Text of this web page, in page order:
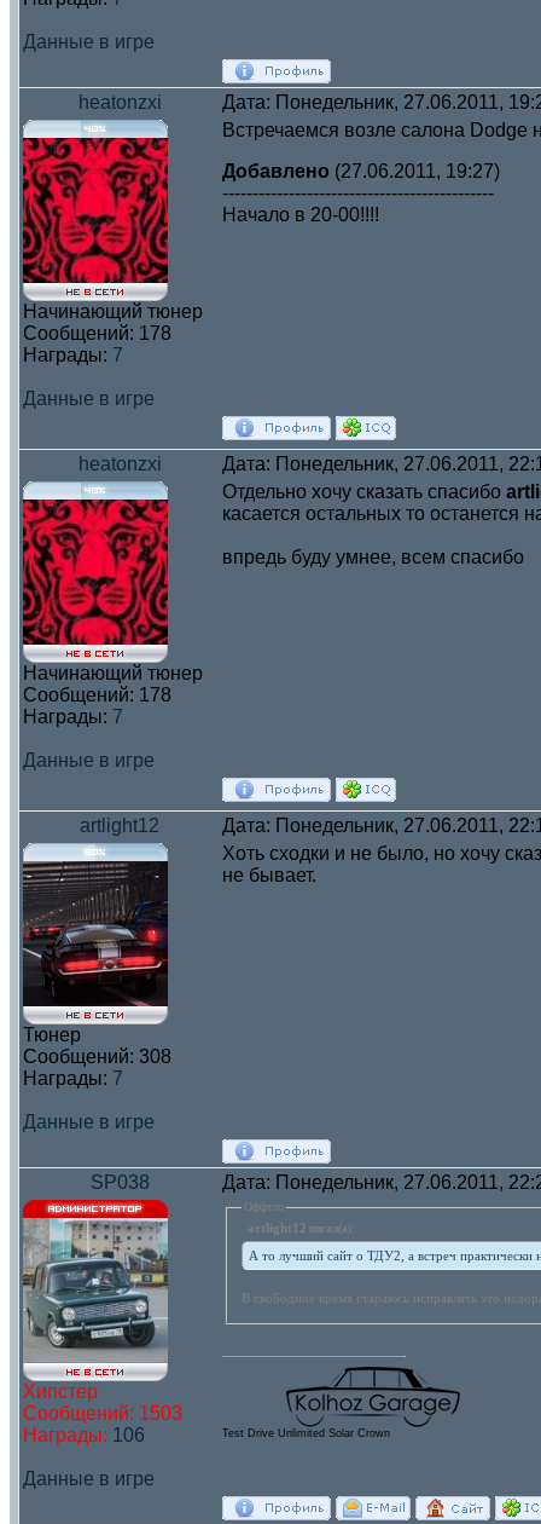
Данные в игре
heatonzxi Дата: Понедельник, 27.06.2011,
Начинающий тюнер
Сообщений: 178
Награды: 7
Данные в игре
Встречаемся возле салона Dodge
Добавлено (27.06.2011, 19:27)
---------------------------------------------
Начало в 20-00!!!!
heatonzxi Дата: Понедельник, 27.06.2011,
Начинающий тюнер
Сообщений: 178
Награды: 7
Данные в игре
Отдельно хочу сказать спасибо
касается остальных то останется
впредь буду умнее, всем спасибо
artlight12 Дата: Понедельник, 27.06.2011,
Тюнер
Сообщений: 308
Награды: 7
Данные в игре
Хоть сходки и не было, но хочу
не бывает.
SP038 Дата: Понедельник, 27.06.2011,
Хипстер
Сообщений: 1503
Награды: 106
Данные в игре
Оффтоп
artlight12 писал(а):
А то лучший сайт о ТДУ2, а встреч практически
В свободное время стараюсь исправлять это
Test Drive Unlimited Solar Crown